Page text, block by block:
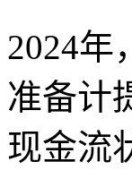
2024年
准备计
现金流